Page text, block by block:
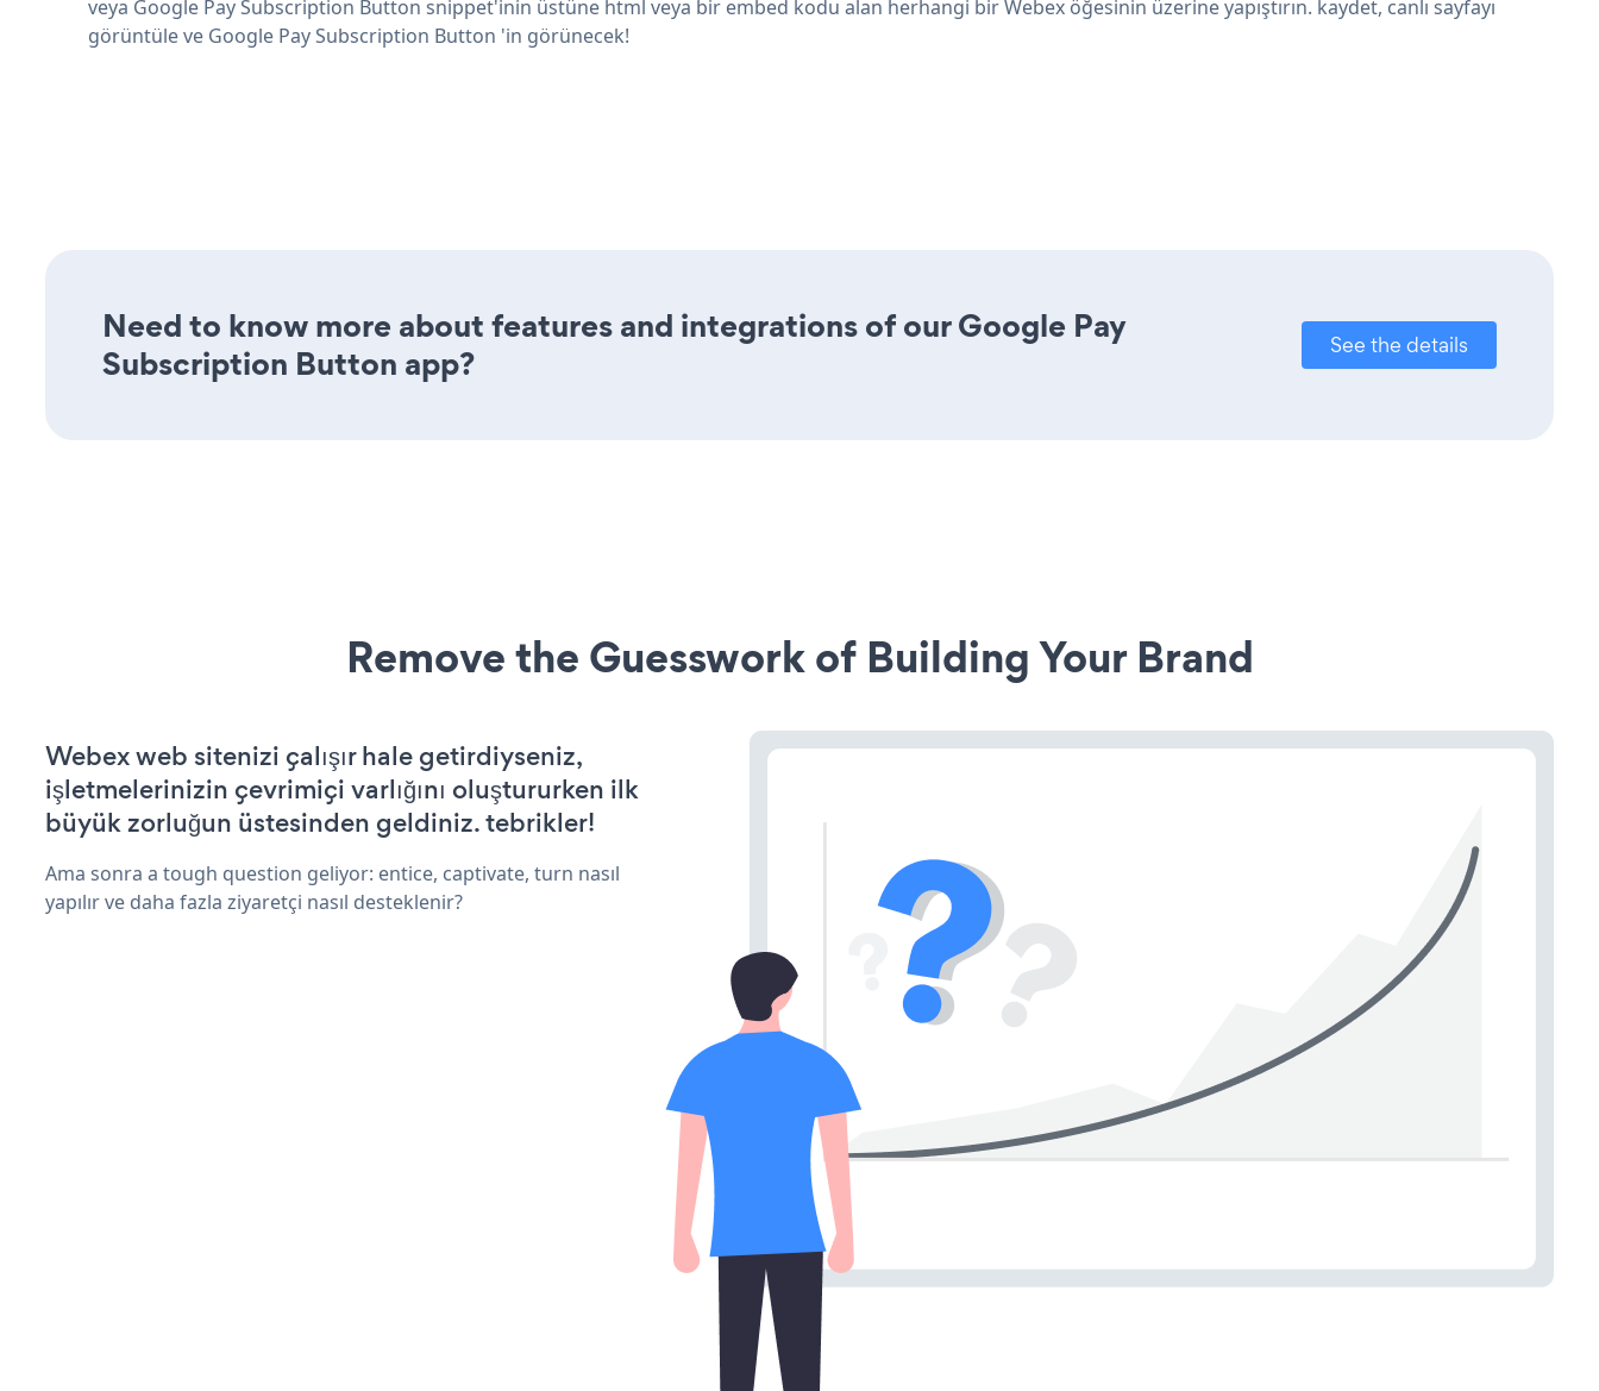
veya Google Pay Subscription Button snippet'inin üstüne html veya bir embed kodu alan herhangi bir Webex öğesinin üzerine yapıştırın. kaydet, canlı sayfayı
görüntüle ve Google Pay Subscription Button 'in görünecek!
Need to know more about features and integrations of our Google Pay
Subscription Button app?
See the details
Remove the Guesswork of Building Your Brand
Webex web sitenizi çalışır hale getirdiyseniz,
işletmelerinizin çevrimiçi varlığını oluştururken ilk
büyük zorluğun üstesinden geldiniz. tebrikler!
Ama sonra a tough question geliyor: entice, captivate, turn nasıl
yapılır ve daha fazla ziyaretçi nasıl desteklenir?